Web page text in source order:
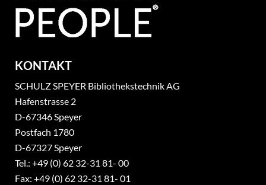
KONTAKT
SCHULZ SPEYER Bibliothekstechnik AG
Hafenstrasse 2
​D-67346 Speyer
Postfach 1780
D-67327 Speyer
Tel.: +49 (0) 62 32-31 81- 00
Fax: +49 (0) 62 32-31 81- 01